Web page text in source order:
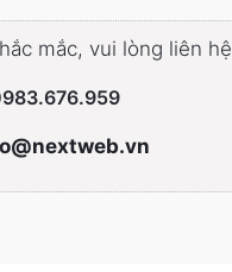
mắc, vui lòng liên hệ